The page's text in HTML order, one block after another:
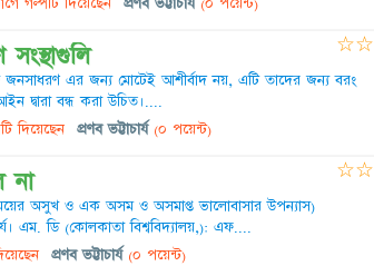
জনসাধরণ এর জন্য মোটেই আশীর্বাদ নয়, এটি তাদের জন্য বরং
দ্বারা বন্ধ করা উচিত।....
দিয়েছেন প্রণব ভট্টাচার্য (০ পয়েন্ট)
☆☆
না
অসুখ ও এক অসম ও অসমাপ্ত ভালোবাসার উপন্যাস)
এম. ডি (কোলকাতা বিশ্ববিদ্যালয়,): এফ....
প্রণব ভট্টাচার্য (০ পয়েন্ট)
☆☆